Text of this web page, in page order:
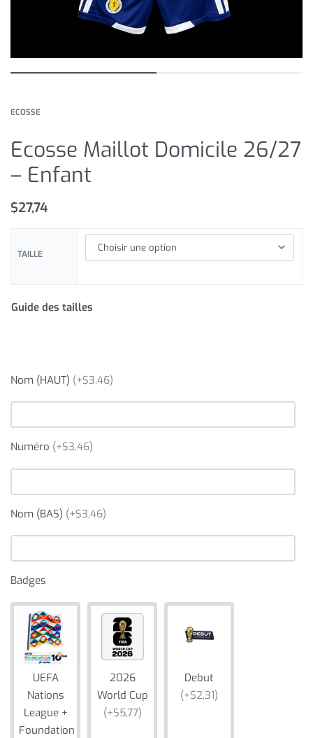
ECOSSE
Ecosse Maillot Domicile 26/27
– Enfant
$27,74
TAILLE
Guide des tailles
Nom (HAUT) (+$3,46)
Numéro (+$3,46)
Nom (BAS) (+$3,46)
Badges
UEFA
Nations
League +
Foundation
2026
World Cup
(+$5,77)
Debut
(+$2,31)